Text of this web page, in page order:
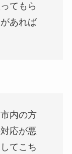
てもら
あれば
内の方
応が悪
てこち